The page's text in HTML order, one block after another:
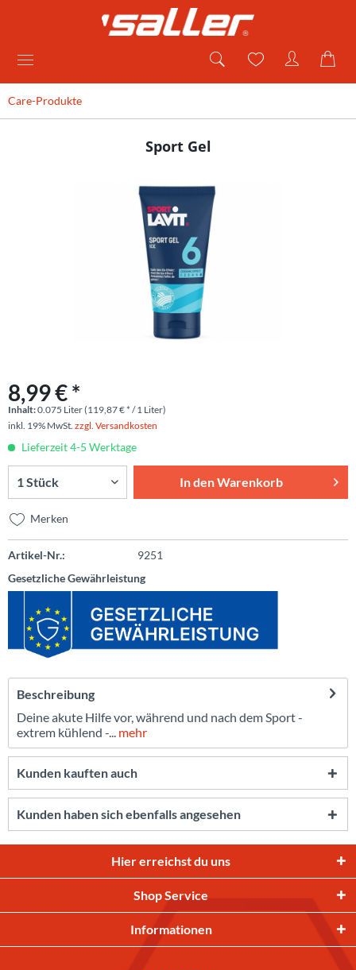
Care-Produkte
Sport Gel
8,99 € *
Inhalt:0.075 Liter (119,87 € * / 1 Liter)
inkl. 19% MwSt. zzgl. Versandkosten
Lieferzeit 4-5 Werktage
In denWarenkorb
Merken
Artikel-Nr.:
9251
Gesetzliche Gewährleistung
Beschreibung
Deine akute Hilfe vor, während und nach dem Sport -
extrem kühlend -... mehr
Kunden kauften auch
Kunden haben sich ebenfalls angesehen
Hier erreichst du uns
Shop Service
Informationen